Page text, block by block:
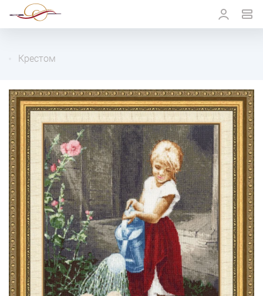
Крестом